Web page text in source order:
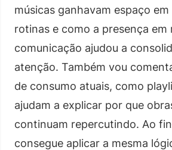
músicas ganhavam espaço
rotinas e como a presença em
comunicação ajudou a
atenção. Também vou
de consumo atuais, como
ajudam a explicar por que
continuam repercutindo. Ao
consegue aplicar a mesma